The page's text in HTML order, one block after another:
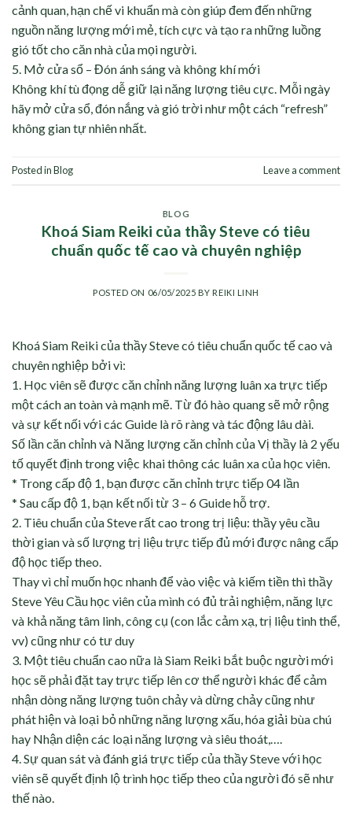
cảnh quan, hạn chế vi khuẩn mà còn giúp đem đến những
nguồn năng lượng mới mẻ, tích cực và tạo ra những luồng
gió tốt cho căn nhà của mọi người.
5. Mở cửa sổ – Đón ánh sáng và không khí mới
Không khí tù đọng dễ giữ lại năng lượng tiêu cực. Mỗi ngày
hãy mở cửa sổ, đón nắng và gió trời như một cách “refresh”
không gian tự nhiên nhất.
Posted inBlog Leave a comment
BLOG
Khoá Siam Reiki của thầy Steve có tiêu
chuẩn quốc tế cao và chuyên nghiệp
POSTED ON 06/05/2025 BYREIKI LINH
Khoá Siam Reiki của thầy Steve có tiêu chuẩn quốc tế cao và
chuyên nghiệp bởi vì:
1.​ Học viên sẽ được căn chỉnh năng lượng luân xa trực tiếp
một cách an toàn và mạnh mẽ. Từ đó hào quang sẽ mở rộng
và sự kết nối với các Guide là rõ ràng và tác động lâu dài.
Số lần căn chỉnh và Năng lượng căn chỉnh của Vị thầy là 2 yếu
tố quyết định trong việc khai thông các luân xa của học viên.
* Trong cấp độ 1, bạn được căn chỉnh trực tiếp 04 lần
* Sau cấp độ 1, bạn kết nối từ 3 – 6 Guide hỗ trợ.
2.​ Tiêu chuẩn của Steve rất cao trong trị liệu: thầy yêu cầu
thời gian và số lượng trị liệu trực tiếp đủ mới được nâng cấp
độ học tiếp theo.
Thay vì chỉ muốn học nhanh để vào việc và kiếm tiền thì thầy
Steve Yêu Cầu học viên của mình có đủ trải nghiệm, năng lực
và khả năng tâm linh, công cụ (con lắc cảm xạ, trị liệu tinh thể,
vv) cũng như có tư duy
3.​ Một tiêu chuẩn cao nữa là Siam Reiki bắt buộc người mới
học sẽ phải đặt tay trực tiếp lên cơ thể người khác để cảm
nhận dòng năng lượng tuôn chảy và dừng chảy cũng như
phát hiện và loại bỏ những năng lượng xấu, hóa giải bùa chú
hay Nhận diện các loại năng lượng và siêu thoát,….
4.​ Sự quan sát và đánh giá trực tiếp của thầy Steve với học
viên sẽ quyết định lộ trình học tiếp theo của người đó sẽ như
thế nào.